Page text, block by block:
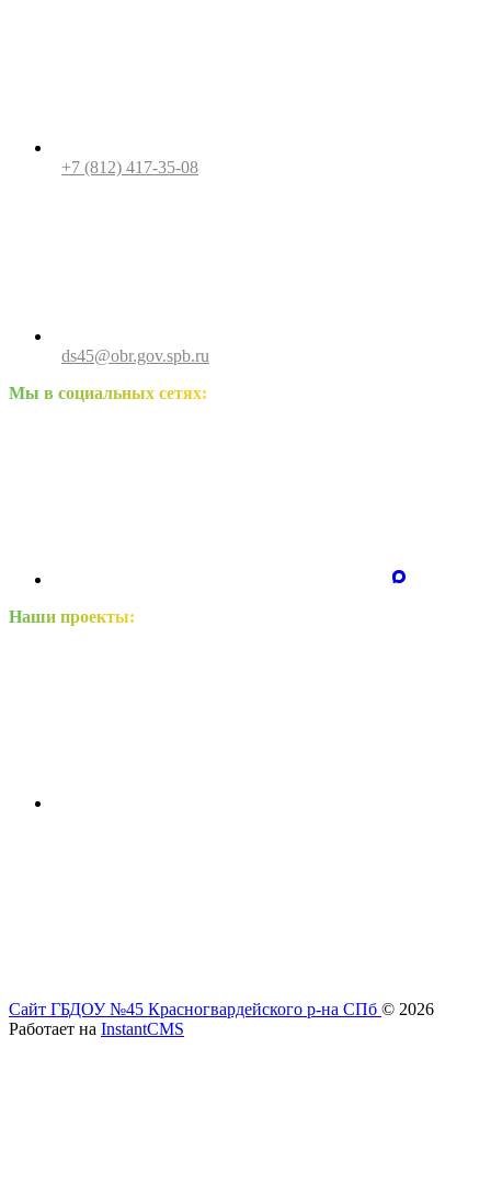
+7 (812) 417-35-08
ds45@obr.gov.spb.ru
Мы в социальных сетях:
Наши проекты:
Сайт ГБДОУ №45 Красногвардейского р-на СПб © 2026
Работает на InstantCMS